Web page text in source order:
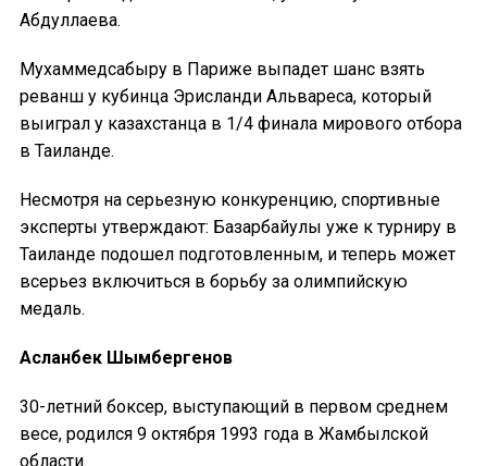
Абдуллаева.
Мухаммедсабыру в Париже выпадет шанс взять
реванш у кубинца Эрисланди Альвареса, который
выиграл у казахстанца в 1/4 финала мирового отбора
в Таиланде.
Несмотря на серьезную конкуренцию, спортивные
эксперты утверждают: Базарбайулы уже к турниру в
Таиланде подошел подготовленным, и теперь может
всерьез включиться в борьбу за олимпийскую
медаль.
Асланбек Шымбергенов
30-летний боксер, выступающий в первом среднем
весе, родился 9 октября 1993 года в Жамбылской
области.